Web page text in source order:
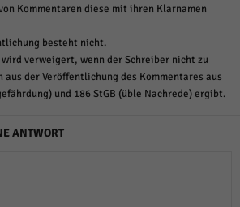
Kommentaren diese mit ihren Klarnamen
besteht nicht.
verweigert, wenn der Schreiber nicht zu
der Veröffentlichung des Kommentares aus
und 186 StGB (üble Nachrede) ergibt.
ANTWORT